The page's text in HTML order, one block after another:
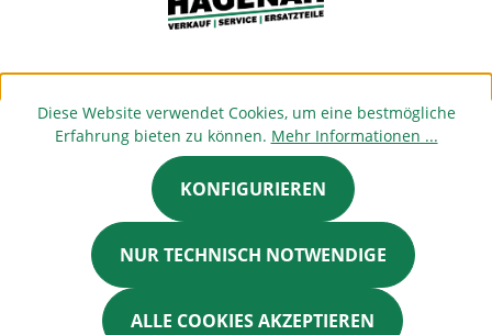
Diese Website verwendet Cookies, um eine bestmögliche
Erfahrung bieten zu können. Mehr Informationen ...
NUR TECHNISCH NOTWENDIGE
KONFIGURIEREN
ALLE COOKIES AKZEPTIEREN